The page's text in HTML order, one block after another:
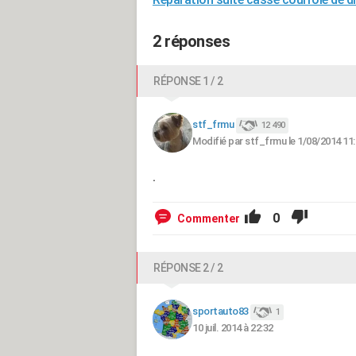
2 réponses
RÉPONSE 1 / 2
stf_frmu 12 490
Modifié par stf_frmu le 1/08/2014
.
Commenter 0
RÉPONSE 2 / 2
sportauto83 1
10 juil. 2014 à 22:32